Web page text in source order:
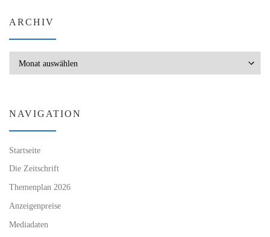
ARCHIV
NAVIGATION
Startseite
Die Zeitschrift
Themenplan 2026
Anzeigenpreise
Mediadaten